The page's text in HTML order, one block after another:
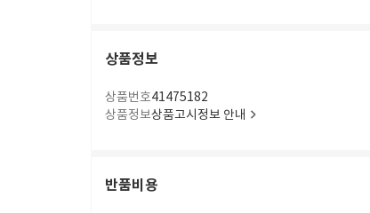
상품정보
상품번호41475182
상품정보상품고시정보 안내
반품비용